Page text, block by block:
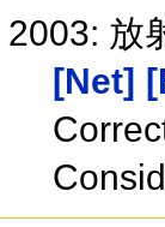
2003: 放
[Net]